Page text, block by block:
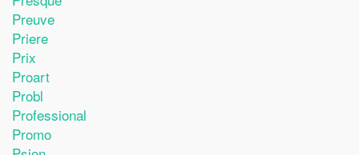
Preuve
Priere
Prix
Proart
Probl
Professional
Promo